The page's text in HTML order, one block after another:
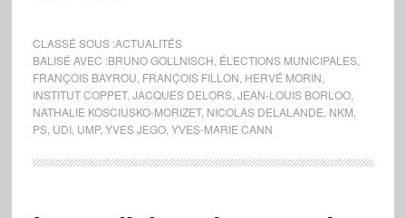
CLASSÉ SOUS :ACTUALITÉS
BALISÉ AVEC :BRUNO GOLLNISCH ÉLECTIONS MUNICIPALES,
FRANÇOIS BAYROU FRANÇOIS FILLON HERVÉ MORIN
INSTITUT COPPET, JACQUES DELORS, JEAN-LOUIS BORLOO,
NATHALIE KOSCIUSKO-MORIZET, NICOLAS DELALANDE NKM
PS, UDI, UMP, YVES JEGO, YVES-MARIE CANN